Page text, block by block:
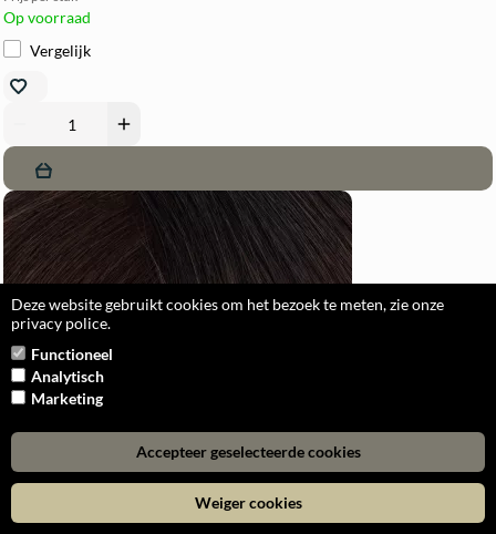
Op voorraad
Vergelijk
add
Deze website gebruikt cookies om het bezoek te meten, zie onze
privacy police.
Functioneel
Analytisch
Marketing
Accepteer geselecteerde cookies
Weiger cookies